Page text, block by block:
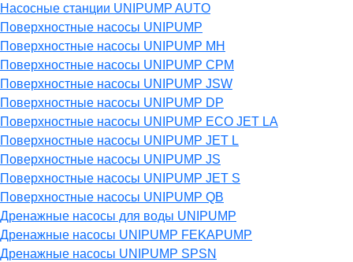
Насосные станции UNIPUMP AUTO
Поверхностные насосы UNIPUMP
Поверхностные насосы UNIPUMP MH
Поверхностные насосы UNIPUMP CPM
Поверхностные насосы UNIPUMP JSW
Поверхностные насосы UNIPUMP DP
Поверхностные насосы UNIPUMP ECO JET LA
Поверхностные насосы UNIPUMP JET L
Поверхностные насосы UNIPUMP JS
Поверхностные насосы UNIPUMP JET S
Поверхностные насосы UNIPUMP QB
Дренажные насосы для воды UNIPUMP
Дренажные насосы UNIPUMP FEKAPUMP
Дренажные насосы UNIPUMP SPSN